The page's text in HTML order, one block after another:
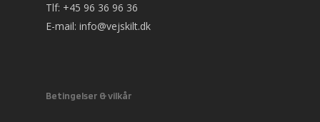
Tlf: +45 96 36 96 36
E-mail: info@vejskilt.dk
Betingelser & vilkår